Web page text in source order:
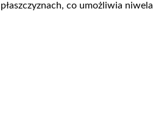
co umożliwia